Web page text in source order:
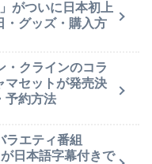
がついに日本初上
・グッズ・購入方
・クラインのコラ
マセットが発売決
予約方法
ラエティ番組
日本語字幕付きで